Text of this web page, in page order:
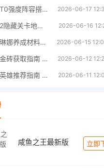
火线战姬T0强度阵容搭配推荐 火线战姬T0强度阵容哪个好 2026-06-17
失落城堡2隐藏关卡地图解锁指南 2026-06-16
绝区零维琳娜养成材料汇总指南 2026-06-15
夜幕之下金砖获取指南 夜幕之下金砖获取方法 2026-06-12
七塔培养英雄推荐指南 七塔培养哪个英雄好 2026-06-11
咸鱼之王最新版 立即